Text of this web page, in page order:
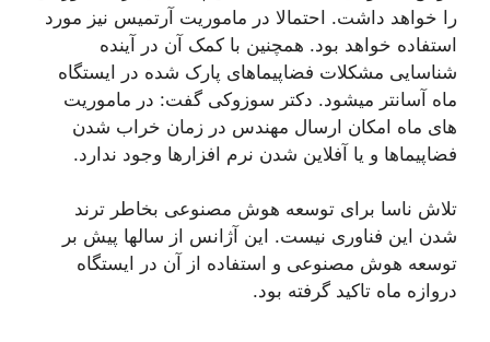
را خواهد داشت. احتمالا در ماموریت آرتمیس نیز مورد
استفاده خواهد بود. همچنین با کمک آن در آینده
شناسایی مشکلات فضاپیماهای پارک شده در ایستگاه
ماه آسانتر میشود. دکتر سوزوکی گفت: در ماموریت
های ماه امکان ارسال مهندس در زمان خراب شدن
فضاپیماها و یا آفلاین شدن نرم افزارها وجود ندارد.
تلاش ناسا برای توسعه هوش مصنوعی بخاطر ترند
شدن این فناوری نیست. این آژانس از سالها پیش بر
توسعه هوش مصنوعی و استفاده از آن در ایستگاه
دروازه ماه تاکید گرفته بود.